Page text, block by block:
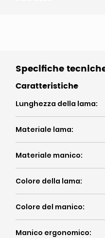
Specifiche
Caratteristiche
Lunghezza della lama:
Materiale lama:
Materiale manico:
Colore della lama:
Colore del manico:
Manico ergonomico: